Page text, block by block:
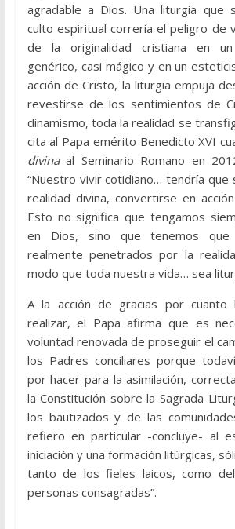
agradable a Dios. Una liturgia que
culto espiritual correría el peligro de
de la originalidad cristiana en
genérico, casi mágico y en un
acción de Cristo, la liturgia empuja
revestirse de los sentimientos de
dinamismo, toda la realidad se
cita al Papa emérito Benedicto XVI
divinaal Seminario Romano en
“Nuestro vivir cotidiano… tendría que
realidad divina, convertirse en
Esto no significa que tengamos
en Dios, sino que tenemos que
realmente penetrados por la
modo que toda nuestra vida… sea
A la acción de gracias por cuanto
realizar, el Papa afirma que es
voluntad renovada de proseguir el
los Padres conciliares porque
por hacer para la asimilación,
la Constitución sobre la Sagrada
los bautizados y de las
refiero en particular -concluye- al
iniciación y una formación litúrgicas,
tanto de los fieles laicos, como
personas consagradas”.